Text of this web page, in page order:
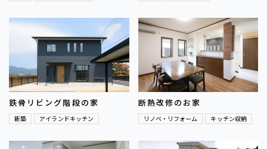
鉄骨リビング階段の家
新築 アイランドキッチン
断熱改修のお家
リノベ・リフォーム キッチン収納